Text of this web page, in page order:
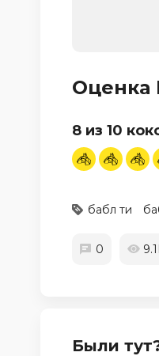
Оценка
8 из 10
бабл ти
0
Были